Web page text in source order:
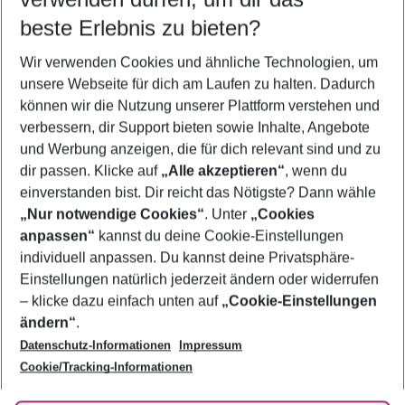
5-8 Nächte
2 Erwachsene Keine Kinder
Mehr Filter anzeigen
Footer
Footer navigation
Über uns
AGB
Bestpreisgarantie
Cookie-Einstellungen ändern
Cookie-Richtlinie
Agenturbetreuung
Barrierefreies Reisen
Folge uns
beste Erlebnis zu bieten?
Wir verwenden Cookies und ähnliche Technologien, um
unsere Webseite für dich am Laufen zu halten. Dadurch
können wir die Nutzung unserer Plattform verstehen und
verbessern, dir Support bieten sowie Inhalte, Angebote
und Werbung anzeigen, die für dich relevant sind und zu
dir passen. Klicke auf „Alle akzeptieren“, wenn du
einverstanden bist. Dir reicht das Nötigste? Dann wähle
„Nur notwendige Cookies“. Unter „Cookies
anpassen“ kannst du deine Cookie-Einstellungen
individuell anpassen. Du kannst deine Privatsphäre-
Einstellungen natürlich jederzeit ändern oder widerrufen
– klicke dazu einfach unten auf „Cookie-Einstellungen
ändern“.
Datenschutz-Informationen
Impressum
Cookie/Tracking-Informationen